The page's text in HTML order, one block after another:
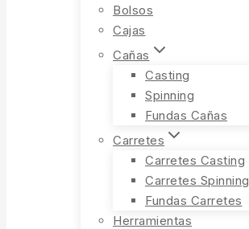
Bolsos
Cajas
Cañas
Casting
Spinning
Fundas Cañas
Carretes
Carretes Casting
Carretes Spinning
Fundas Carretes
Herramientas